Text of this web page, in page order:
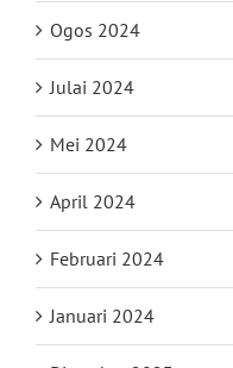
Ogos 2024
Julai 2024
Mei 2024
April 2024
Februari 2024
Januari 2024